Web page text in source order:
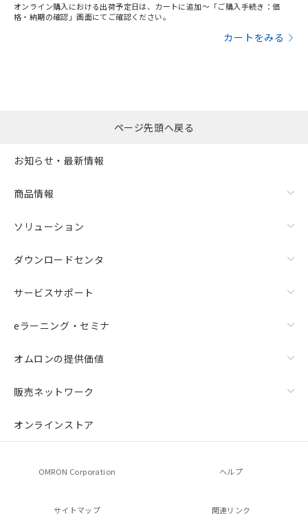
オンライン購入における出荷予定日は、カートに追加～「ご購入手続き：価
格・納期の確認」画面にてご確認ください。
カートをみる
ページ先頭へ戻る
お知らせ・最新情報
商品情報
ソリューション
ダウンロードセンタ
サービスサポート
eラーニング・セミナ
オムロンの提供価値
販売ネットワーク
オンラインストア
OMRON Corporation ヘルプ
サイトマップ 関連リンク